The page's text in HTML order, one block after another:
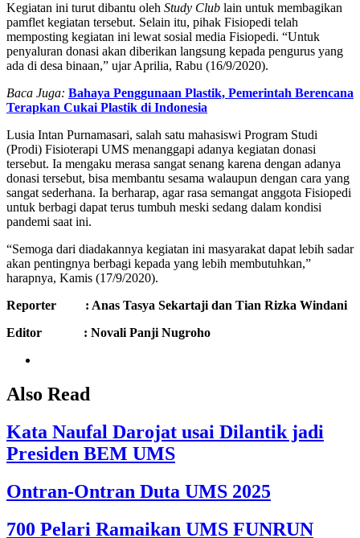
Kegiatan ini turut dibantu oleh Study Club lain untuk membagikan
pamflet kegiatan tersebut. Selain itu, pihak Fisiopedi telah
memposting kegiatan ini lewat sosial media Fisiopedi. “Untuk
penyaluran donasi akan diberikan langsung kepada pengurus yang
ada di desa binaan,” ujar Aprilia, Rabu (16/9/2020).
Baca Juga: Bahaya Penggunaan Plastik, Pemerintah Berencana
Terapkan Cukai Plastik di Indonesia
Lusia Intan Purnamasari, salah satu mahasiswi Program Studi
(Prodi) Fisioterapi UMS menanggapi adanya kegiatan donasi
tersebut. Ia mengaku merasa sangat senang karena dengan adanya
donasi tersebut, bisa membantu sesama walaupun dengan cara yang
sangat sederhana. Ia berharap, agar rasa semangat anggota Fisiopedi
untuk berbagi dapat terus tumbuh meski sedang dalam kondisi
pandemi saat ini.
“Semoga dari diadakannya kegiatan ini masyarakat dapat lebih sadar
akan pentingnya berbagi kepada yang lebih membutuhkan,”
harapnya, Kamis (17/9/2020).
Reporter : Anas Tasya Sekartaji dan Tian Rizka Windani
Editor : Novali Panji Nugroho
Also Read
Kata Naufal Darojat usai Dilantik jadi
Presiden BEM UMS
Ontran-Ontran Duta UMS 2025
700 Pelari Ramaikan UMS FUNRUN